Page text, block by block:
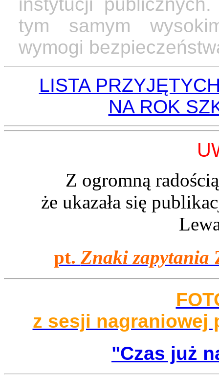
instytucji
tym samym
wymogi
LISTA
NA ROK
Z ogromną
że ukazała się
pt. Znaki zapytania
z sesji nagraniowej
"Czas już